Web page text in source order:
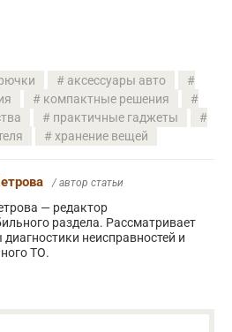
аксессуары авто
компактные решения
практичные гаджеты
хранение вещей
/ автор статьи
— редактор
раздела. Рассматривает
неисправностей и
ТО.